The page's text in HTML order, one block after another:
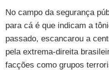
No campo da segurança
para cá é que indicam a
passado, escancarou a
pela extrema-direita
facções como grupos